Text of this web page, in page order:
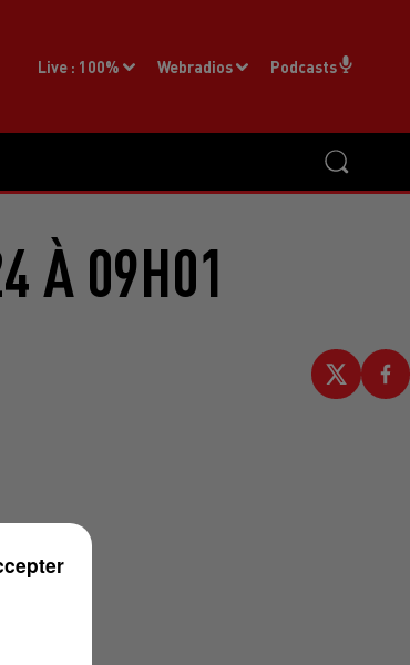
Live : 100% Webradios Podcasts
À 09H01